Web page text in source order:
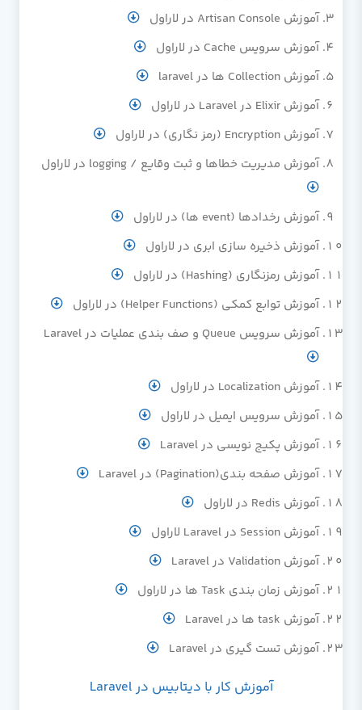
آموزش Artisan Console در لاراول
آموزش سرویس Cache در لاراول
آموزش Collection ها در laravel
آموزش Elixir در Laravel در لاراول
آموزش Encryption (رمز نگاری) در لاراول
آموزش مدیریت خطاها و ثبت وقایع / logging در لاراول
آموزش رخدادها (event ها) در لاراول
آموزش ذخیره سازی ابری در لاراول
آموزش رمزنگاری (Hashing) در لاراول
آموزش توابع کمکی (Helper Functions) در لاراول
آموزش سرویس Queue و صف بندی عملیات در Laravel
آموزش Localization در لاراول
آموزش سرویس ایمیل در لاراول
آموزش پکیج نویسی در Laravel
آموزش صفحه بندی(Pagination) در Laravel
آموزش Redis در لاراول
آموزش Session در Laravel لاراول
آموزش Validation در Laravel
آموزش زمان بندی Task ها در لاراول
آموزش task ها در Laravel
آموزش تست گیری در Laravel
آموزش کار با دیتابیس در Laravel